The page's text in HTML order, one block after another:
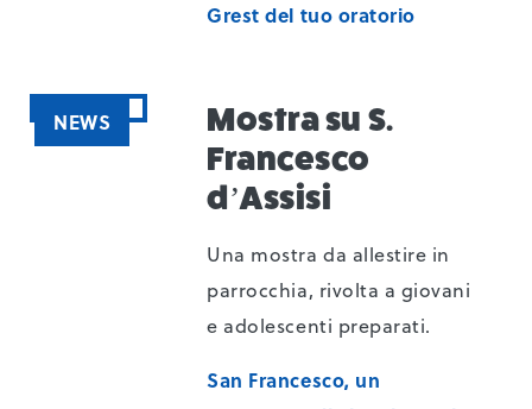
Grest del tuo oratorio
NEWS
Mostra su S.
Francesco
d’Assisi
Una mostra da allestire in
parrocchia, rivolta a giovani
e adolescenti preparati.
San Francesco, un